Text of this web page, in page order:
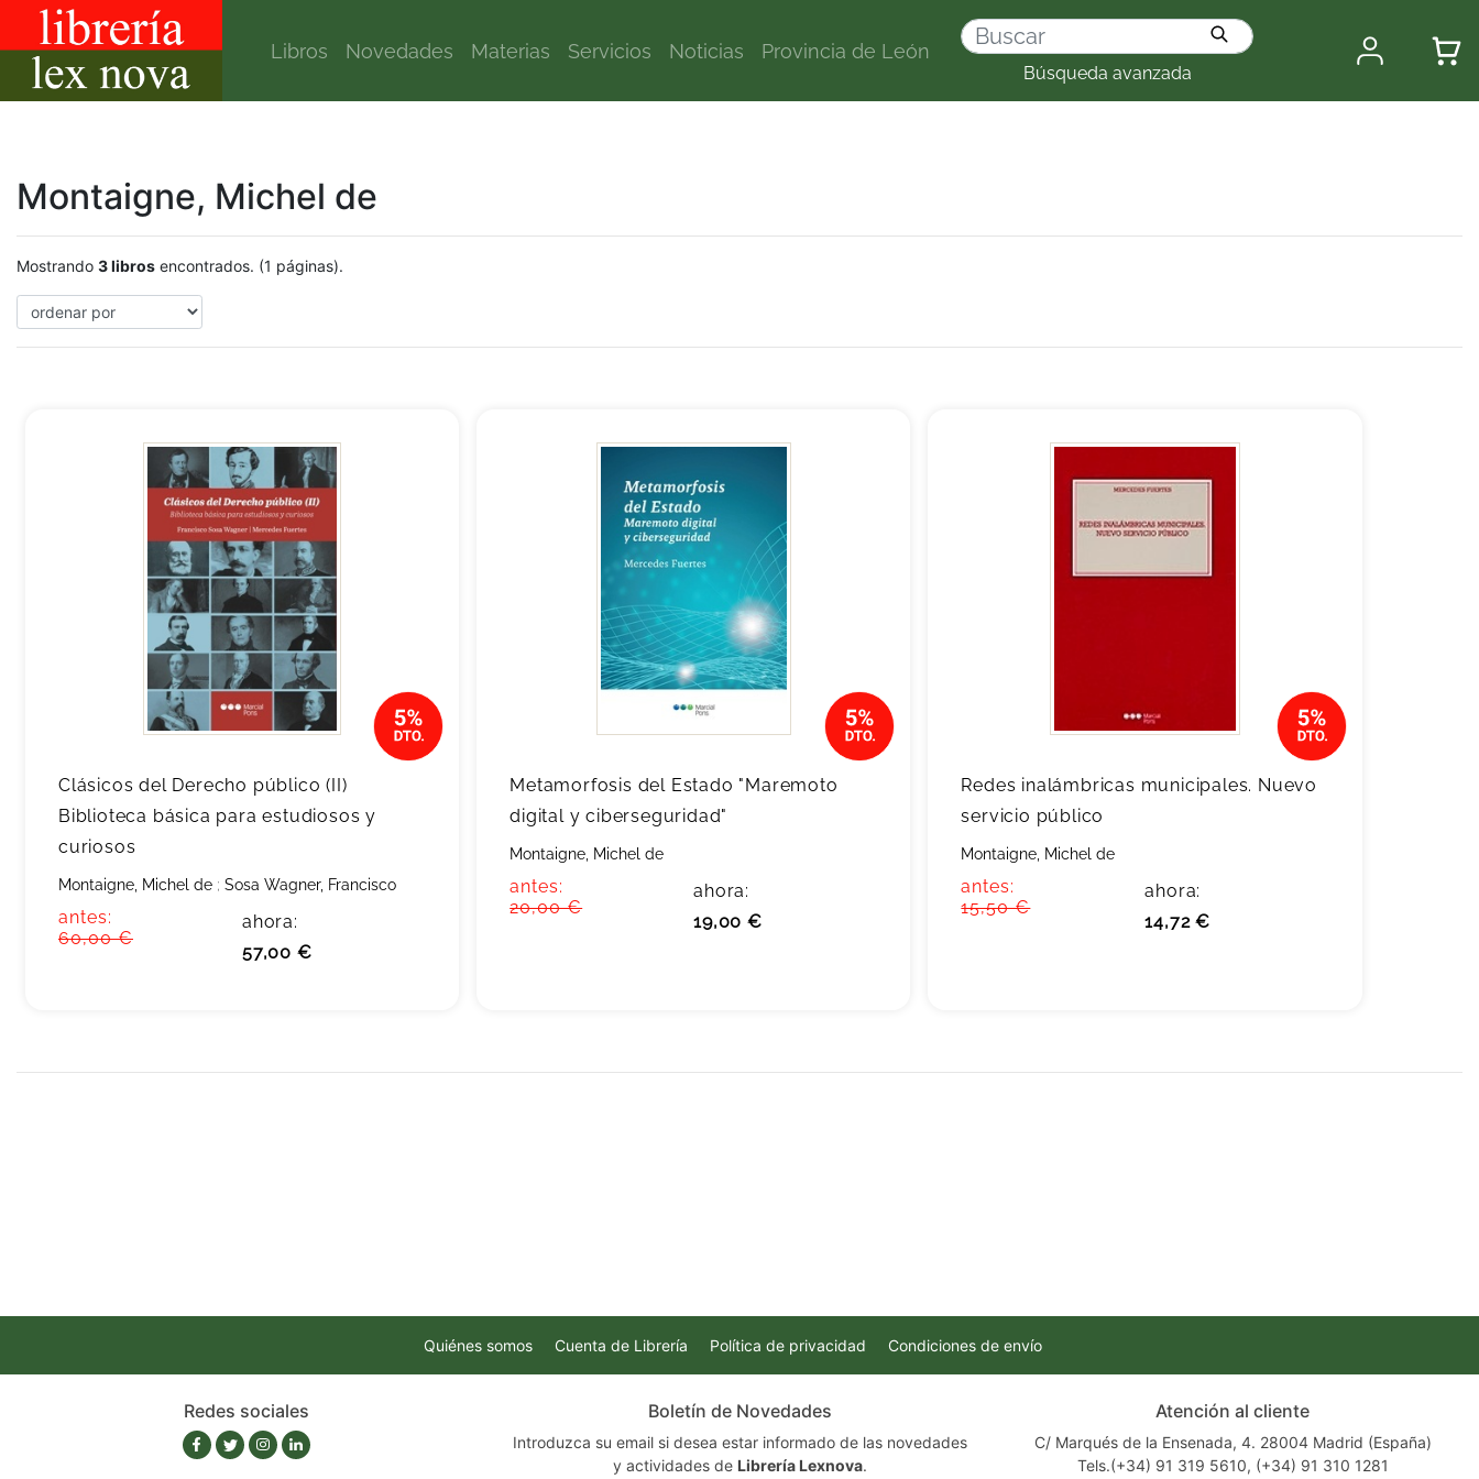
Libros Novedades Materias Servicios Noticias Provincia de León
Búsqueda avanzada
Montaigne, Michel de
Mostrando 3 libros encontrados. (1 páginas).
Clásicos del Derecho público (II)
Biblioteca básica para estudiosos y
curiosos
Montaigne, Michel de ; Sosa Wagner, Francisco
antes:
60,00 €
ahora:
57,00 €
Metamorfosis del Estado "Maremoto
digital y ciberseguridad"
Montaigne, Michel de
antes:
20,00 €
ahora:
19,00 €
Redes inalámbricas municipales. Nuevo
servicio público
Montaigne, Michel de
antes:
15,50 €
ahora:
14,72 €
Quiénes somos Cuenta de Librería Política de privacidad Condiciones de envío
Redes sociales Boletín de Novedades
Introduzca su email si desea estar informado de las novedades
y actividades de Librería Lexnova.
Atención al cliente
C/ Marqués de la Ensenada, 4. 28004 Madrid (España)
Tels.(+34) 91 319 5610, (+34) 91 310 1281